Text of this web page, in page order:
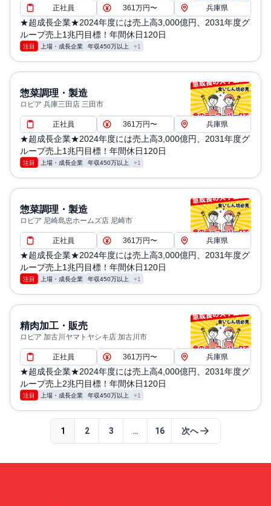
正社員 361万円〜 兵庫県
★超成長企業★2024年度には売上高3,000億円、2031年度グ
ループ売上1兆円目標！年間休日120日
注目 上場・成長企業 年収450万以上 +1
惣菜調理・製造
ロピア 兵庫三田店 三田市
正社員 361万円〜 兵庫県
★超成長企業★2024年度には売上高3,000億円、2031年度グ
ループ売上1兆円目標！年間休日120日
注目 上場・成長企業 年収450万以上 +1
惣菜調理・製造
ロピア 尼崎島忠ホームズ店 尼崎市
正社員 361万円〜 兵庫県
★超成長企業★2024年度には売上高3,000億円、2031年度グ
ループ売上1兆円目標！年間休日120日
注目 上場・成長企業 年収450万以上 +1
精肉加工・販売
ロピア 加古川ヤマトヤシキ店 加古川市
正社員 361万円〜 兵庫県
★超成長企業★2024年度には売上高4,000億円、2031年度グ
ループ売上2兆円目標！年間休日120日
注目 上場・成長企業 年収450万以上 +1
1 2 3 … 16 次へ